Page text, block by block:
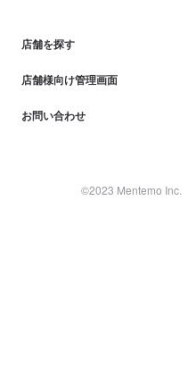
店舗を探す
店舗様向け管理画面
お問い合わせ
©2023 Mentemo Inc.